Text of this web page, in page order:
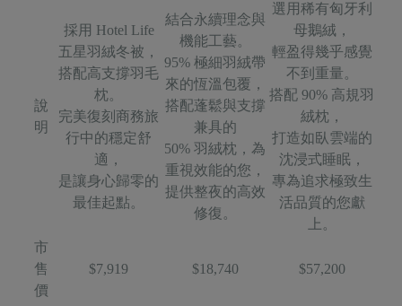
說
明
採用 Hotel Life
五星羽絨冬被，
搭配高支撐羽毛
枕。
完美復刻商務旅
行中的穩定舒
適，
是讓身心歸零的
最佳起點。
結合永續理念與
機能工藝。
95% 極細羽絨帶
來的恆溫包覆，
搭配蓬鬆與支撐
兼具的
50% 羽絨枕，為
重視效能的您，
提供整夜的高效
修復。
選用稀有匈牙利
母鵝絨，
輕盈得幾乎感覺
不到重量。
搭配 90% 高規羽
絨枕，
打造如臥雲端的
沈浸式睡眠，
專為追求極致生
活品質的您獻
上。
市
售
價
$7,919 $18,740 $57,200